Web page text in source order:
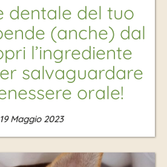
dentale del tuo
(anche) dal
l’ingrediente
salvaguardare
orale!
19 Maggio 2023